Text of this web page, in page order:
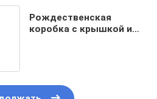
Рождественская
коробка с крышкой и